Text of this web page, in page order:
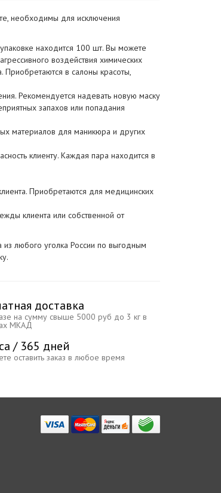
необходимы для исключения
находится 100 шт. Вы можете
воздействия химических
Приобретаются в салоны красоты,
Рекомендуется надевать новую маску
запахов или попадания
материалов для маникюра и других
клиенту. Каждая пара находится в
Приобретаются для медицинских
клиента или собственной от
любого уголка России по выгодным
доставка
на сумму свыше 5000 руб до 3 кг в
МКАД
/ 365 дней
оставить заказ в любое время